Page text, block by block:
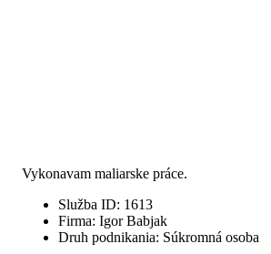
Vykonavam maliarske práce.
Služba ID: 1613
Firma: Igor Babjak
Druh podnikania: Súkromná osoba